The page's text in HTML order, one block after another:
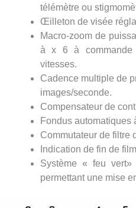
télémètre ou
Œilleton de visée
Macro-zoom de
à x 6 à commande
vitesses.
Cadence multiple de
images/seconde.
Compensateur de
Fondus automatiques
Commutateur de filtre
Indication de fin de
Système « feu vert»
permettant une mise